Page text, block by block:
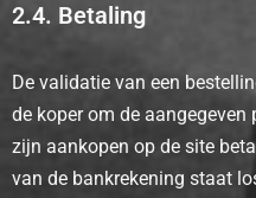
2.4. Betaling
De validatie van een
de koper om de
zijn aankopen op de site
van de bankrekening staat